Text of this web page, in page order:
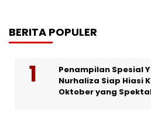
BERITA POPULER
Penampilan Spesial
Nurhaliza Siap Hiasi
Oktober yang